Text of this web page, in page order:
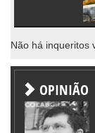
Não há inqueritos
OPINIÃO